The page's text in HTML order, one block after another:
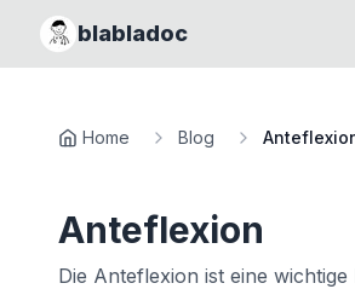
blabladoc
Home Blog
Anteflexion
Die Anteflexion ist eine wichtige